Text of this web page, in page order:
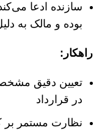
سازنده ادعا
بوده و مالک به
راهکار :
تعیین دقیق
در قرارداد
نظارت مستمر بر